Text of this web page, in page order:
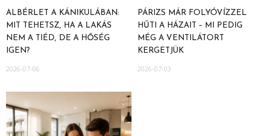
ALBÉRLET A KÁNIKULÁBAN:
MIT TEHETSZ, HA A LAKÁS
NEM A TIÉD, DE A HŐSÉG
IGEN?
2026-07-06
PÁRIZS MÁR FOLYÓVÍZZEL
HŰTI A HÁZAIT – MI PEDIG
MÉG A VENTILÁTORT
KERGETJÜK
2026-07-03